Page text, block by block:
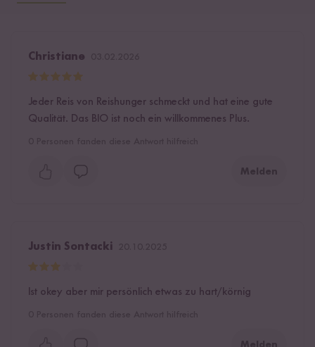
Christiane
Jeder Reis von Reishunger schmeckt und hat eine gute
Qualität. Das BIO ist noch ein willkommenes Plus.
Melden
Justin Sontacki
Ist okey aber mir persönlich etwas zu hart/körnig
Melden